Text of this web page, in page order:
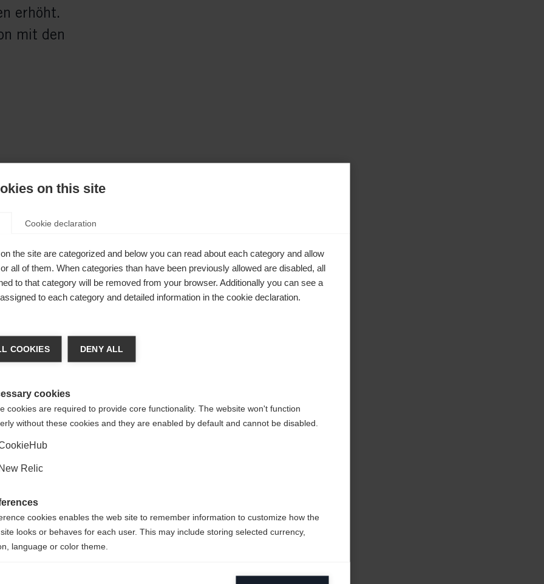
erhöht.
mit den
Schaufel
wechseln
Staaten (Englisch)
Ja, ich möchte umgeleitet werden
on this site
Cookie declaration
the site are categorized and below you can read about each category and allow
all of them. When categories than have been previously allowed are disabled, all
to that category will be removed from your browser. Additionally you can see a
to each category and detailed information in the cookie declaration.
COOKIES DENY ALL
cookies
cookies are required to provide core functionality. The website won't function
without these cookies and they are enabled by default and cannot be disabled.
Relic
cookies enables the web site to remember information to customize how the
looks or behaves for each user. This may include storing selected currency,
language or color theme.